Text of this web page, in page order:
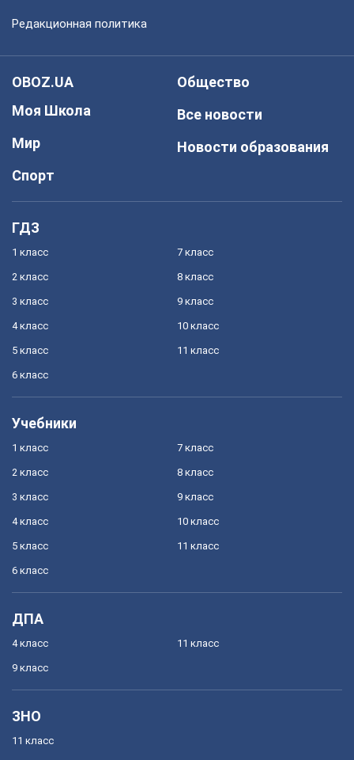
Редакционная политика
OBOZ.UA
Моя Школа
Мир
Спорт
Общество
Все новости
Новости образования
ГДЗ
1 класс
2 класс
3 класс
4 класс
5 класс
6 класс
7 класс
8 класс
9 класс
10 класс
11 класс
Учебники
1 класс
2 класс
3 класс
4 класс
5 класс
6 класс
7 класс
8 класс
9 класс
10 класс
11 класс
ДПА
4 класс
9 класс
11 класс
ЗНО
11 класс